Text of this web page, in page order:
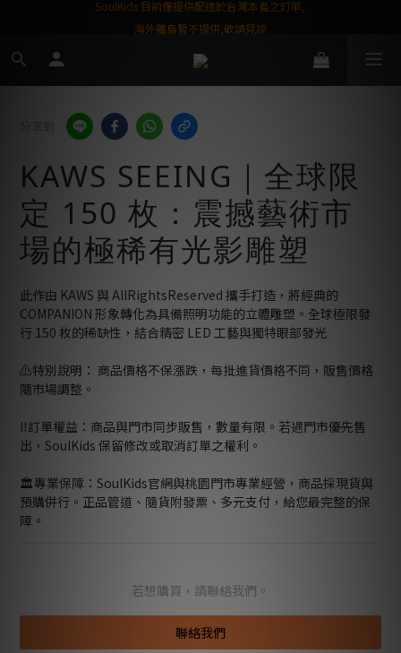
KAWS SEEING｜全球限
定 150 枚：震撼藝術市
場的極稀有光影雕塑
此作由 KAWS 與 AllRightsReserved 攜手打造，將經典的
COMPANION 形象轉化為具備照明功能的立體雕塑。全球極限發
行 150 枚的稀缺性，結合精密 LED 工藝與獨特眼部發光
⚠️特別說明： 商品價格不保漲跌，每批進貨價格不同，販售價格
隨市場調整。
‼️訂單權益：商品與門市同步販售，數量有限。若遇門市優先售
出，SoulKids 保留修改或取消訂單之權利。
🏛️專業保障：SoulKids官網與桃園門市專業經營，商品採現貨與
預購併行。正品管道、隨貨附發票、多元支付，給您最完整的保
障。
若想購買，請聯絡我們。
聯絡我們
屬購物金❤️
SoulKids 目前僅提供配送於台灣本島之訂單,
海外離島暫不提供,敬請見諒